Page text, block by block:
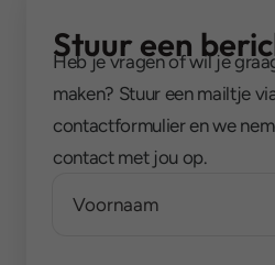
Stuur een
Heb je vragen of wil je
maken? Stuur een mailtje
contactformulier en we
contact met jou op.